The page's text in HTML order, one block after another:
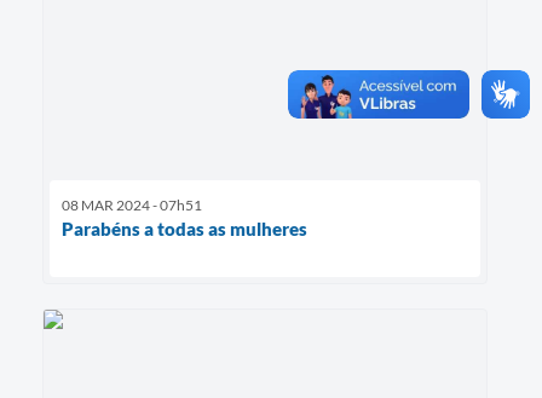
08 MAR 2024 - 07h51
Parabéns a todas as mulheres